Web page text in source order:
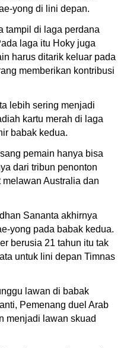
yong di lini depan.
tampil di laga perdana
laga itu Hoky juga
harus ditarik keluar pada
memberikan kontribusi
lebih sering menjadi
kartu merah di laga
babak kedua.
pemain hanya bisa
dari tribun penonton
Australia dan
Sananta akhirnya
yong pada babak kedua.
berusia 21 tahun itu tak
untuk lini depan Timnas
lawan di babak
Pemenang duel Arab
menjadi lawan skuad